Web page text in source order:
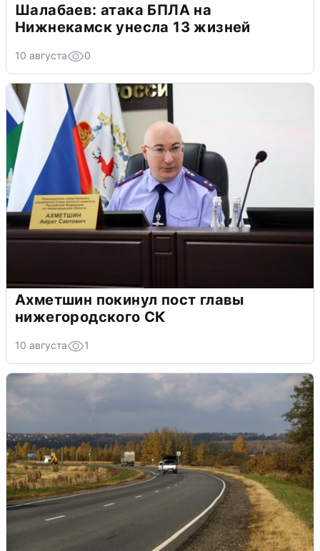
Шалабаев: атака БПЛА на
Нижнекамск унесла 13 жизней
10 августа 0
Ахметшин покинул пост главы
нижегородского СК
10 августа 1